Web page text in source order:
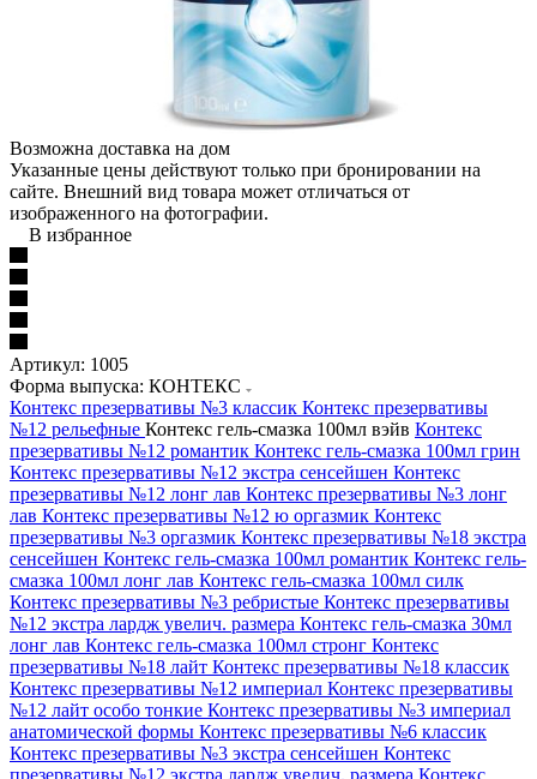
Возможна доставка на дом
Указанные цены действуют только при бронировании на
сайте. Внешний вид товара может отличаться от
изображенного на фотографии.
В избранное
Артикул: 1005
Форма выпуска: КОНТЕКС
Контекс презервативы №3 классик Контекс презервативы
№12 рельефные Контекс гель-смазка 100мл вэйв Контекс
презервативы №12 романтик Контекс гель-смазка 100мл грин
Контекс презервативы №12 экстра сенсейшен Контекс
презервативы №12 лонг лав Контекс презервативы №3 лонг
лав Контекс презервативы №12 ю оргазмик Контекс
презервативы №3 оргазмик Контекс презервативы №18 экстра
сенсейшен Контекс гель-смазка 100мл романтик Контекс гель-
смазка 100мл лонг лав Контекс гель-смазка 100мл силк
Контекс презервативы №3 ребристые Контекс презервативы
№12 экстра лардж увелич. размера Контекс гель-смазка 30мл
лонг лав Контекс гель-смазка 100мл стронг Контекс
презервативы №18 лайт Контекс презервативы №18 классик
Контекс презервативы №12 империал Контекс презервативы
№12 лайт особо тонкие Контекс презервативы №3 империал
анатомической формы Контекс презервативы №6 классик
Контекс презервативы №3 экстра сенсейшен Контекс
презервативы №12 экстра лардж увелич. размера Контекс